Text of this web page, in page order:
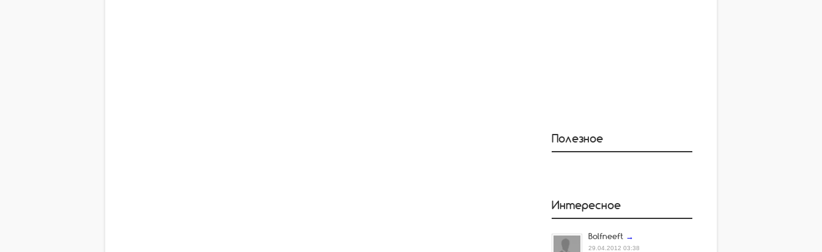
Полезное
Интересное
Bolfneeft →
29.04.2012 03:38